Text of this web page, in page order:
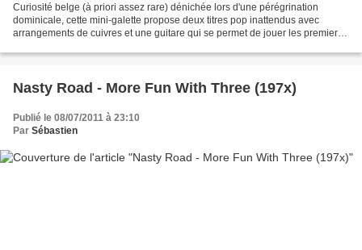
Curiosité belge (à priori assez rare) dénichée lors d'une pérégrination
dominicale, cette mini-galette propose deux titres pop inattendus avec
arrangements de cuivres et une guitare qui se permet de jouer les premiers
Nasty Road - More Fun With Three (197x)
Publié le 08/07/2011 à 23:10
Par Sébastien